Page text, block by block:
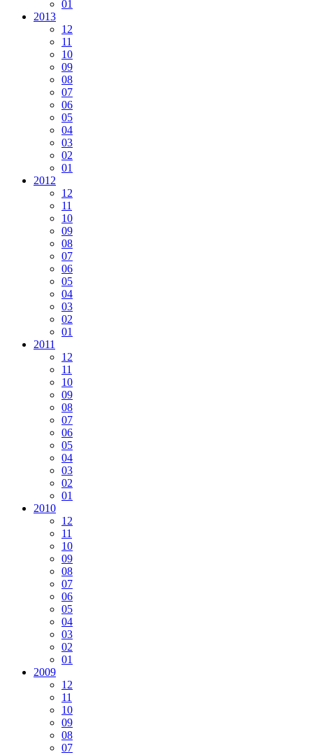
01
2013
12
11
10
09
08
07
06
05
04
03
02
01
2012
12
11
10
09
08
07
06
05
04
03
02
01
2011
12
11
10
09
08
07
06
05
04
03
02
01
2010
12
11
10
09
08
07
06
05
04
03
02
01
2009
12
11
10
09
08
07